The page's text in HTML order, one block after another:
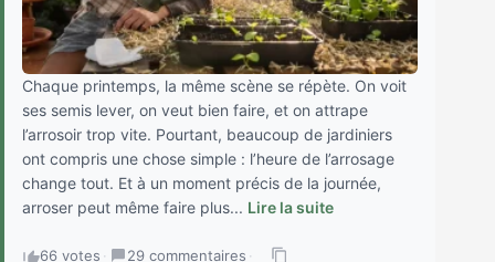
Chaque printemps, la même scène se répète. On voit
ses semis lever, on veut bien faire, et on attrape
l’arrosoir trop vite. Pourtant, beaucoup de jardiniers
ont compris une chose simple : l’heure de l’arrosage
change tout. Et à un moment précis de la journée,
arroser peut même faire plus... Lire la suite
66 votes · 29 commentaires ·